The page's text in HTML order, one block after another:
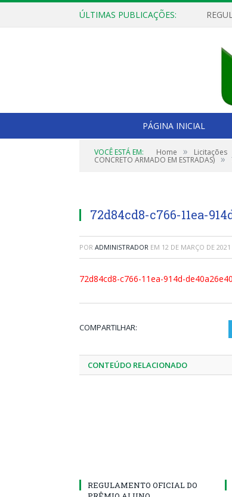
ÚLTIMAS PUBLICAÇÕES:
PÁGINA INICIAL
VOCÊ ESTÁ EM: Home » Licitações
CONCRETO ARMADO EM ESTRADAS) »
72d84cd8-c766-11ea-
POR ADMINISTRADOR EM 12 DE MARÇO DE 2021
72d84cd8-c766-11ea-914d-
COMPARTILHAR:
CONTEÚDO RELACIONADO
REGULAMENTO OFICIAL DO